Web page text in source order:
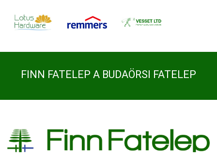
FINN FATELEP A BUDAÖRSI FATELEP